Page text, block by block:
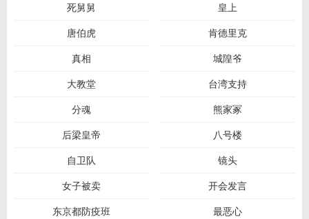
死舅舅
皇上
唐伯虎
肯德里克
真相
城隍爷
大教堂
台湾支持
分魂
熊家冢
后梁皇帝
八号楼
自卫队
镜头
女子被卖
开会发言
东京都防疫班
最恶心